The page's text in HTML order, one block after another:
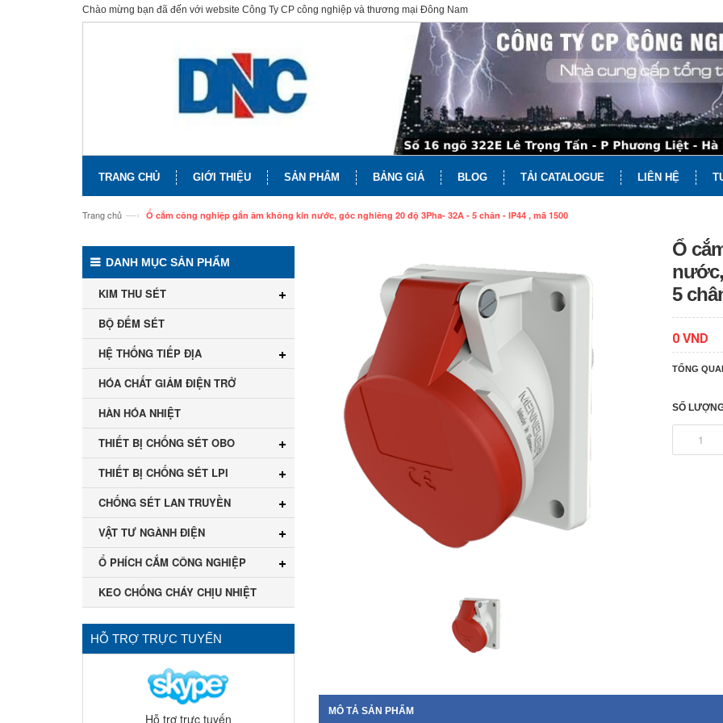
Chào mừng bạn đã đến với website Công Ty CP công nghiệp và thương mại Đông Nam
TRANG CHỦ GIỚI THIỆU SẢN PHẨM BẢNG GIÁ BLOG TẢI CATALOGUE LIÊN HỆ
Trang chủ —› Ổ cắm công nghiệp gắn âm không kín nước, góc nghiêng 20 độ 3Pha- 32A - 5 chân - IP44 , mã 1500
Ổ
5
0 VND
TỔNG
SỐ
MÔ TẢ SẢN PHẨM
DANH MỤC SẢN PHẨM
KIM THU SÉT
BỘ ĐẾM SÉT
HỆ THỐNG TIẾP ĐỊA
HÓA CHẤT GIẢM ĐIỆN TRỞ
HÀN HÓA NHIỆT
THIẾT BỊ CHỐNG SÉT OBO
THIẾT BỊ CHỐNG SÉT LPI
CHỐNG SÉT LAN TRUYỀN
VẬT TƯ NGÀNH ĐIỆN
Ổ PHÍCH CẮM CÔNG NGHIỆP
KEO CHỐNG CHÁY CHỊU NHIỆT
HỖ TRỢ TRỰC TUYẾN
Hỗ trợ trực tuyến